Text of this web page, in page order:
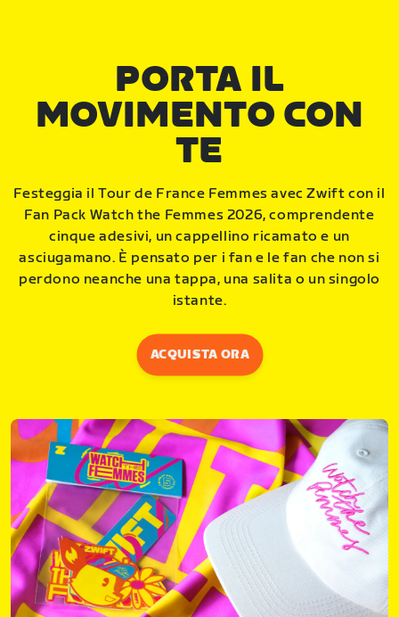
PORTA IL
MOVIMENTO CON
TE
Festeggia il Tour de France Femmes avec Zwift con il
Fan Pack Watch the Femmes 2026, comprendente
cinque adesivi, un cappellino ricamato e un
asciugamano. È pensato per i fan e le fan che non si
perdono neanche una tappa, una salita o un singolo
istante.
ACQUISTA ORA